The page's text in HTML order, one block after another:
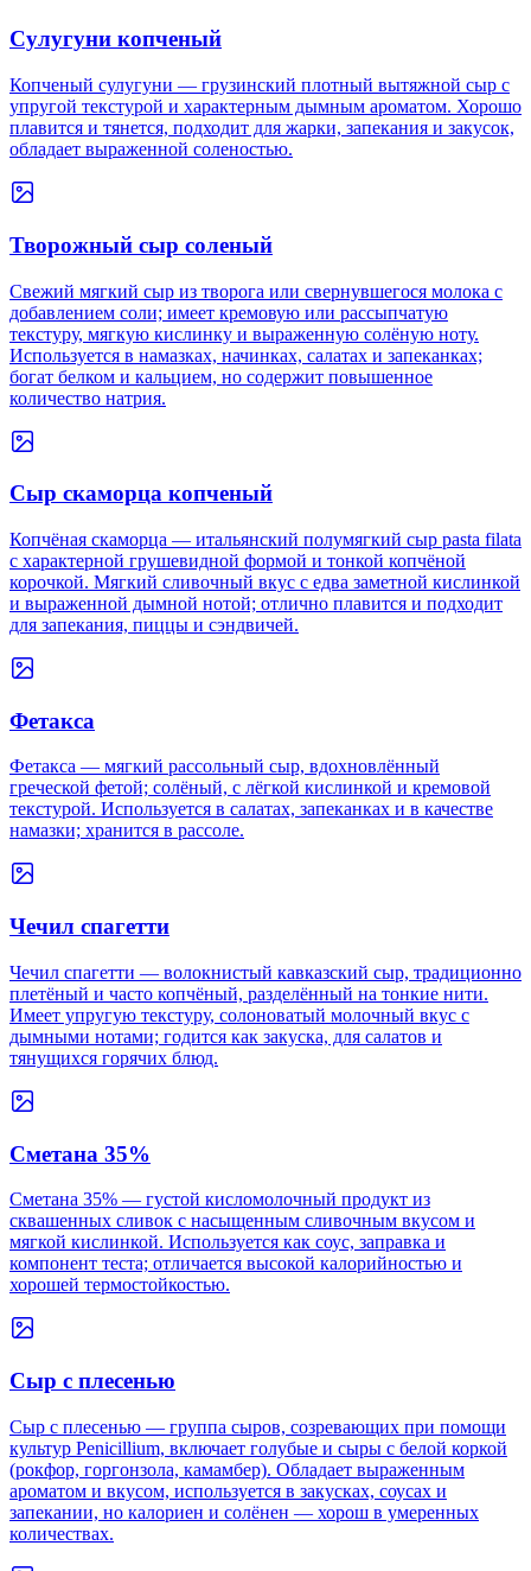
Сулугуни копченый
Копченый сулугуни — грузинский плотный вытяжной сыр с
упругой текстурой и характерным дымным ароматом. Хорошо
плавится и тянется, подходит для жарки, запекания и закусок,
обладает выраженной соленостью.
Творожный сыр соленый
Свежий мягкий сыр из творога или свернувшегося молока с
добавлением соли; имеет кремовую или рассыпчатую
текстуру, мягкую кислинку и выраженную солёную ноту.
Используется в намазках, начинках, салатах и запеканках;
богат белком и кальцием, но содержит повышенное
количество натрия.
Сыр скаморца копченый
Копчёная скаморца — итальянский полумягкий сыр pasta filata
с характерной грушевидной формой и тонкой копчёной
корочкой. Мягкий сливочный вкус с едва заметной кислинкой
и выраженной дымной нотой; отлично плавится и подходит
для запекания, пиццы и сэндвичей.
Фетакса
Фетакса — мягкий рассольный сыр, вдохновлённый
греческой фетой; солёный, с лёгкой кислинкой и кремовой
текстурой. Используется в салатах, запеканках и в качестве
намазки; хранится в рассоле.
Чечил спагетти
Чечил спагетти — волокнистый кавказский сыр, традиционно
плетёный и часто копчёный, разделённый на тонкие нити.
Имеет упругую текстуру, солоноватый молочный вкус с
дымными нотами; годится как закуска, для салатов и
тянущихся горячих блюд.
Сметана 35%
Сметана 35% — густой кисломолочный продукт из
сквашенных сливок с насыщенным сливочным вкусом и
мягкой кислинкой. Используется как соус, заправка и
компонент теста; отличается высокой калорийностью и
хорошей термостойкостью.
Сыр с плесенью
Сыр с плесенью — группа сыров, созревающих при помощи
культур Penicillium, включает голубые и сыры с белой коркой
(рокфор, горгонзола, камамбер). Обладает выраженным
ароматом и вкусом, используется в закусках, соусах и
запекании, но калориен и солёнен — хорош в умеренных
количествах.